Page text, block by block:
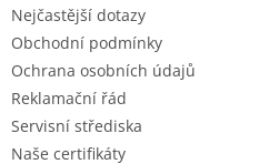
Nejčastější dotazy
Obchodní podmínky
Ochrana osobních údajů
Reklamační řád
Servisní střediska
Naše certifikáty